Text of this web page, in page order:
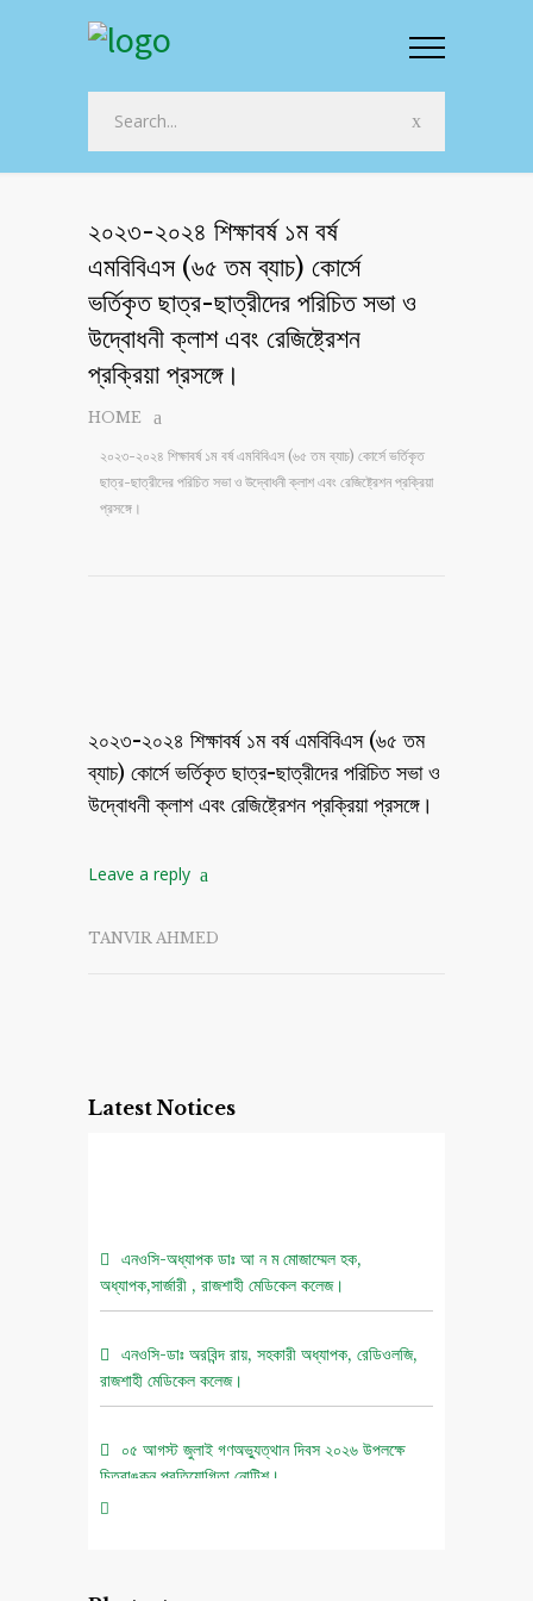
২০২৩-২০২৪ শিক্ষাবর্ষ ১ম বর্ষ
এমবিবিএস (৬৫ তম ব্যাচ) কোর্সে
ভর্তিকৃত ছাত্র-ছাত্রীদের পরিচিত সভা ও
উদ্বোধনী ক্লাশ এবং রেজিষ্ট্রেশন
প্রক্রিয়া প্রসঙ্গে।
HOME
২০২৩-২০২৪ শিক্ষাবর্ষ ১ম বর্ষ এমবিবিএস (৬৫ তম ব্যাচ) কোর্সে ভর্তিকৃত
ছাত্র-ছাত্রীদের পরিচিত সভা ও উদ্বোধনী ক্লাশ এবং রেজিষ্ট্রেশন প্রক্রিয়া
প্রসঙ্গে।
২০২৩-২০২৪ শিক্ষাবর্ষ ১ম বর্ষ এমবিবিএস (৬৫ তম
ব্যাচ) কোর্সে ভর্তিকৃত ছাত্র-ছাত্রীদের পরিচিত সভা ও
উদ্বোধনী ক্লাশ এবং রেজিষ্ট্রেশন প্রক্রিয়া প্রসঙ্গে।
Leave a reply
TANVIR AHMED
Latest Notices
এনওসি-অধ্যাপক ডাঃ আ ন ম মোজাম্মেল হক,
অধ্যাপক,সার্জারী , রাজশাহী মেডিকেল কলেজ।
এনওসি-ডাঃ অরবিন্দ রায়, সহকারী অধ্যাপক, রেডিওলজি,
রাজশাহী মেডিকেল কলেজ।
০৫ আগস্ট জুলাই গণঅভ্যুত্থান দিবস ২০২৬ উপলক্ষে
চিত্রাঙ্কন প্রতিযোগিতা নোটিশ।